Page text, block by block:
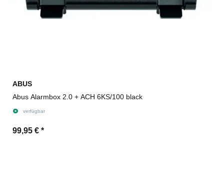
ABUS
Abus Alarmbox 2.0 + ACH 6KS/100 black
verfügbar
99,95 € *